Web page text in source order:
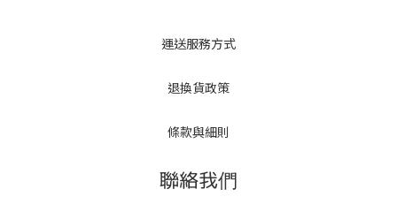
運送服務方式
退換貨政策
條款與細則
聯絡我們